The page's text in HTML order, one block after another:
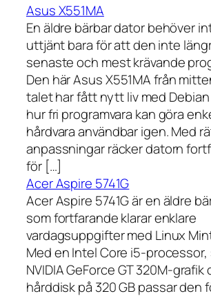
Asus X551MA
En äldre bärbar dator behöver
uttjänt bara för att den inte
senaste och mest krävande
Den här Asus X551MA från
talet har fått nytt liv med
hur fri programvara kan göra
hårdvara användbar igen. Med
anpassningar räcker datorn
för […]
Acer Aspire 5741G
Acer Aspire 5741G är en äldre
som fortfarande klarar enklare
vardagsuppgifter med Linux Mint
Med en Intel Core i5-
NVIDIA GeForce GT 320M-grafik
hårddisk på 320 GB passar den